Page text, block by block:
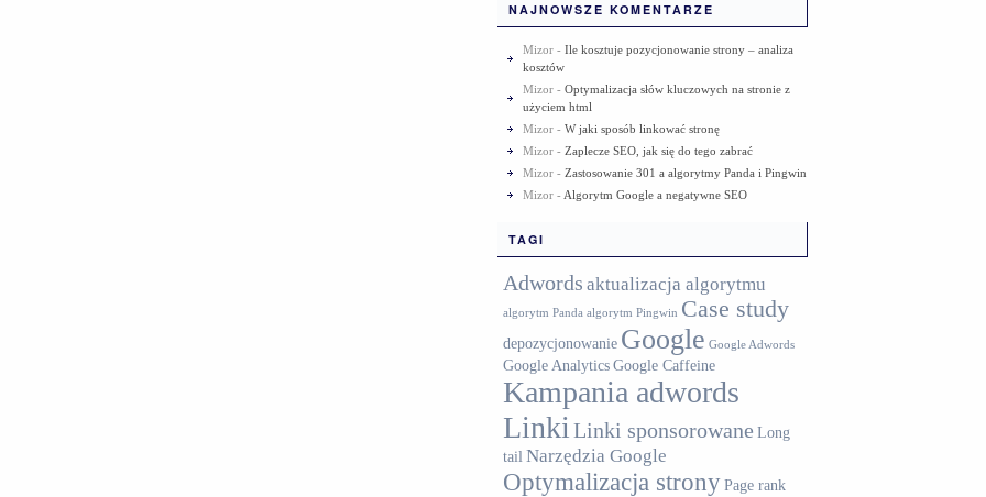
NAJNOWSZE KOMENTARZE
Mizor- Ile kosztuje pozycjonowanie strony – analiza
kosztów
Mizor- Optymalizacja słów kluczowych na stronie z
użyciem html
Mizor- W jaki sposób linkować stronę
Mizor- Zaplecze SEO, jak się do tego zabrać
Mizor- Zastosowanie 301 a algorytmy Panda i Pingwin
Mizor- Algorytm Google a negatywne SEO
TAGI
Adwords aktualizacja algorytmu
algorytm Panda algorytm Pingwin Case study
depozycjonowanie Google Google Adwords
Google AnalyticsGoogle Caffeine
Kampania adwords
Linki Linki sponsorowane Long
tail Narzędzia Google
Optymalizacja stronyPage rank